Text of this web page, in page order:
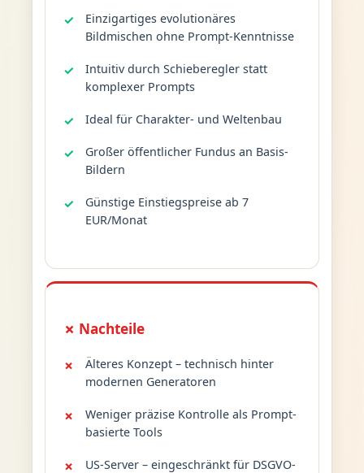
Einzigartiges evolutionäres
Bildmischen ohne Prompt-Kenntnisse
Intuitiv durch Schieberegler statt
komplexer Prompts
Ideal für Charakter- und Weltenbau
Großer öffentlicher Fundus an Basis-
Bildern
Günstige Einstiegspreise ab 7
EUR/Monat
✗ Nachteile
Älteres Konzept – technisch hinter
modernen Generatoren
Weniger präzise Kontrolle als Prompt-
basierte Tools
US-Server – eingeschränkt für DSGVO-